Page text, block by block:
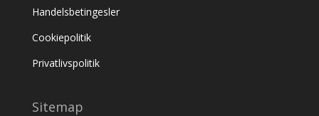
Handelsbetingesler
Cookiepolitik
Privatlivspolitik
Sitemap